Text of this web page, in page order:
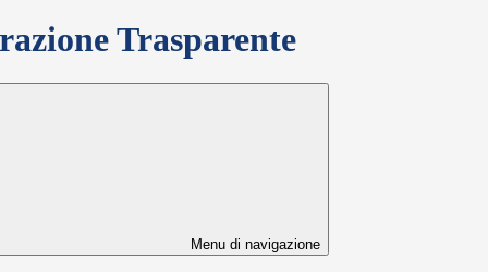
Trasparente
Menu di navigazione